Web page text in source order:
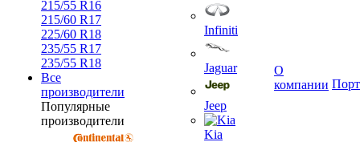
215/55 R16
215/60 R17
225/60 R18
235/55 R17
235/55 R18
Все
производители
Популярные
производители
Infiniti
Jaguar
Jeep
Kia
О
компании